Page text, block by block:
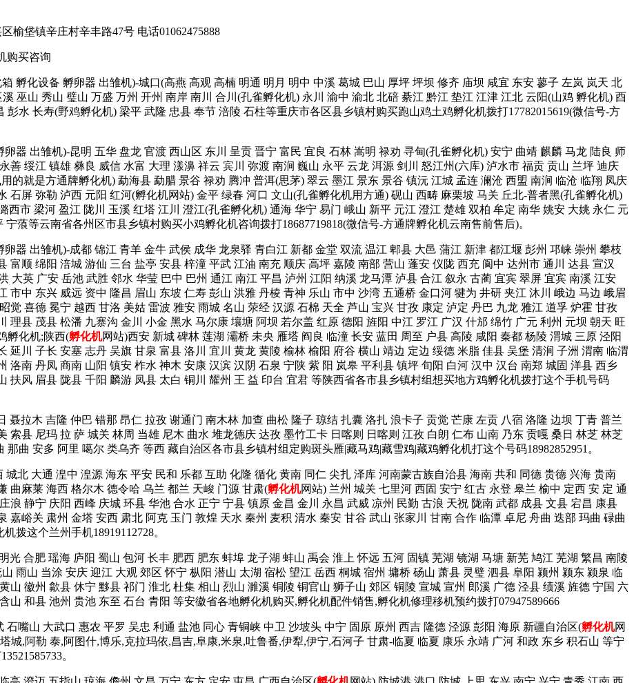
榆垡镇辛庄村辛丰路47号 电话01062475888
购买咨询
孵化设备 孵卵器 出雏机)-城口(高燕 高观 高楠 明通 明月 明中 中溪 葛城 巴山 厚坪 坪坝 修齐 庙坝 咸宜 东安 蓼子 左岚 岚天 北
巫山 秀山 璧山 万盛 万州 开州 南岸 南川 合川(孔雀孵化机) 永川 渝中 渝北 北碚 綦江 黔江 垫江 江津 江北 云阳(山鸡 孵化机) 酉
水 长寿(野鸡孵化机) 梁平 武隆 忠县 奉节 涪陵 石柱等重庆市各区县乡镇村购买跑山鸡土鸡孵化机拨打17782015619(微信号-方
器 出雏机)-昆明 五华 盘龙 官渡 西山区 东川 呈贡 晋宁 富民 宜良 石林 嵩明 禄劝 寻甸(孔雀孵化机) 安宁 曲靖 麒麟 马龙 陆良 师
善 绥江 镇雄 彝良 威信 水富 大理 漾濞 祥云 宾川 弥渡 南涧 巍山 永平 云龙 洱源 剑川 怒江州(六库) 泸水市 福贡 贡山 兰坪 迪庆
的就是方通牌孵化机) 勐海县 勐腊 景谷 禄劝 腾冲 普洱(思茅) 翠云 墨江 景东 景谷 镇沅 江城 孟连 澜沧 西盟 南涧 临沧 临翔 凤庆
石屏 弥勒 泸西 元阳 红河(孵化机网站) 金平 绿春 河口 文山(孔雀孵化机用方通) 砚山 西畴 麻栗坡 马关 丘北-普者黑(孔雀孵化机)
西市 梁河 盈江 陇川 玉溪 红塔 江川 澄江(孔雀孵化机) 通海 华宁 易门 峨山 新平 元江 澄江 楚雄 双柏 牟定 南华 姚安 大姚 永仁 元
蒗等云南省各州区市县乡镇村购买小鸡孵化机咨询拨打18687719818(微信号-方通牌孵化机云南售前售后)。
器 出雏机)-成都 锦江 青羊 金牛 武侯 成华 龙泉驿 青白江 新都 金堂 双流 温江 郫县 大邑 蒲江 新津 都江堰 彭州 邛崃 崇州 攀枝
富顺 绵阳 涪城 游仙 三台 盐亭 安县 梓潼 平武 江油 南充 顺庆 高坪 嘉陵 南部 营山 蓬安 仪陇 西充 阆中 达州市 通川 达县 宣汉
大英 广安 岳池 武胜 邻水 华莹 巴中 巴州 通江 南江 平昌 泸州 江阳 纳溪 龙马潭 泸县 合江 叙永 古蔺 宜宾 翠屏 宜宾 南溪 江安
市中 东兴 威远 资中 隆昌 眉山 东坡 仁寿 彭山 洪雅 丹棱 青神 乐山 市中 沙湾 五通桥 金口河 犍为 井研 夹江 沐川 峨边 马边 峨眉
觉 喜德 冕宁 越西 甘洛 美姑 雷波 雅安 雨城 名山 荥经 汉源 石棉 天全 芦山 宝兴 甘孜 康定 泸定 丹巴 九龙 雅江 道孚 炉霍 甘孜
理县 茂县 松潘 九寨沟 金川 小金 黑水 马尔康 壤塘 阿坝 若尔盖 红原 德阳 旌阳 中江 罗江 广汉 什邡 绵竹 广元 利州 元坝 朝天 旺
孵化机;陕西(孵化机网站)西安 新城 碑林 莲湖 灞桥 未央 雁塔 阎良 临潼 长安 蓝田 周至 户县 高陵 咸阳 秦都 杨陵 渭城 三原 泾阳
延川 子长 安塞 志丹 吴旗 甘泉 富县 洛川 宜川 黄龙 黄陵 榆林 榆阳 府谷 横山 靖边 定边 绥德 米脂 佳县 吴堡 清涧 子洲 渭南 临渭
洛南 丹凤 商南 山阳 镇安 柞水 神木 安康 汉滨 汉阴 石泉 宁陕 紫 阳 岚皋 平利县 镇坪 旬阳 白河 汉中 汉台 南郑 城固 洋县 西乡
扶风 眉县 陇县 千阳 麟游 凤县 太白 铜川 耀州 王 益 印台 宜君 等陕西省各市县乡镇村组想买地方鸡孵化机拨打这个手机号码
聂拉木 吉隆 仲巴 错那 昂仁 拉孜 谢通门 南木林 加查 曲松 隆子 琼结 扎囊 洛扎 浪卡子 贡觉 芒康 左贡 八宿 洛隆 边坝 丁青 普兰
索县 尼玛 拉 萨 城关 林周 当雄 尼木 曲水 堆龙德庆 达孜 墨竹工卡 日喀则 日喀则 江孜 白朗 仁布 山南 乃东 贡嘎 桑日 林芝 林芝
曲 安多 阿里 噶尔 类乌齐 等西 藏自治区各市县乡镇村组定购斑头雁|藏马鸡|藏雪鸡|藏鸡孵化机打这个号码18982852951。
北 大通 湟中 湟源 海东 平安 民和 乐都 互助 化隆 循化 黄南 同仁 尖扎 泽库 河南蒙古族自治县 海南 共和 同德 贵德 兴海 贵南
曲麻莱 海西 格尔木 德令哈 乌兰 都兰 天峻 门源 甘肃(孵化机网站) 兰州 城关 七里河 西固 安宁 红古 永登 皋兰 榆中 定西 安 定 通
浪 静宁 庆阳 西峰 庆城 环县 华池 合水 正宁 宁县 镇原 金昌 金川 永昌 武威 凉州 民勤 古浪 天祝 陇南 武都 成县 文县 宕昌 康县
嘉峪关 肃州 金塔 安西 肃北 阿克 玉门 敦煌 天水 秦州 麦积 清水 秦安 甘谷 武山 张家川 甘南 合作 临潭 卓尼 舟曲 迭部 玛曲 碌曲
拨这个兰州手机18919112728。
光 合肥 瑶海 庐阳 蜀山 包河 长丰 肥西 肥东 蚌埠 龙子湖 蚌山 禹会 淮上 怀远 五河 固镇 芜湖 镜湖 马塘 新芜 鸠江 芜湖 繁昌 南陵
雨山 当涂 安庆 迎江 大观 郊区 怀宁 枞阳 潜山 太湖 宿松 望江 岳西 桐城 宿州 墉桥 砀山 萧县 灵璧 泗县 阜阳 颍州 颍东 颍泉 临
山 徽州 歙县 休宁 黟县 祁门 淮北 杜集 相山 烈山 濉溪 铜陵 铜官山 狮子山 郊区 铜陵 宣城 宣州 郎溪 广德 泾县 绩溪 旌德 宁国 六
山 和县 池州 贵池 东至 石台 青阳 等安徽省各地孵化机购买,孵化机配件销售,孵化机修理移机预约拨打07947589666
石嘴山 大武口 惠农 平罗 吴忠 利通 盐池 同心 青铜峡 中卫 沙坡头 中宁 固原 原州 西吉 隆德 泾源 彭阳 海原 新疆自治区(孵化机网
城,阿勒 泰,阿图什,博乐,克拉玛依,昌吉,阜康,米泉,吐鲁番,伊犁,伊宁,石河子 甘肃-临夏 临夏 康乐 永靖 广河 和政 东乡 积石山 等宁
。